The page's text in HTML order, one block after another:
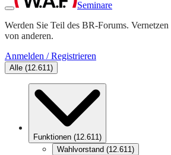
Seminare
Werden Sie Teil des BR-Forums.
von anderen.
Anmelden / Registrieren
Alle (12.611)
Funktionen (12.611)
Wahlvorstand (12.611)